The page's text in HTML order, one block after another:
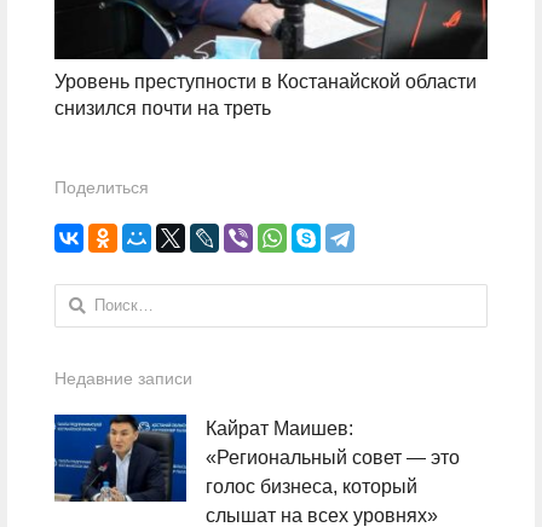
Уровень преступности в Костанайской области
снизился почти на треть
Поделиться
Найти:
Недавние записи
Кайрат Маишев:
«Региональный совет — это
голос бизнеса, который
слышат на всех уровнях»